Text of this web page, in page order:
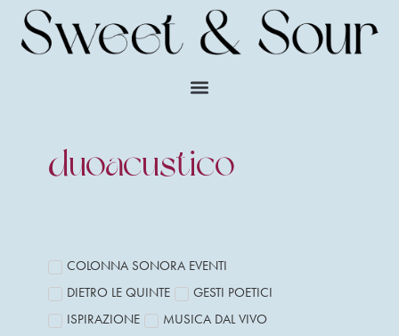
duoacustico
COLONNA SONORA EVENTI
DIETRO LE QUINTE
GESTI POETICI
ISPIRAZIONE
MUSICA DAL VIVO